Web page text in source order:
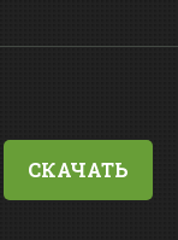
СКАЧАТЬ